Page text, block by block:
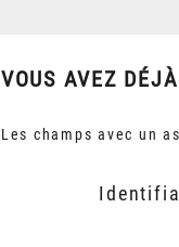
VOUS AVEZ
Les champs avec un